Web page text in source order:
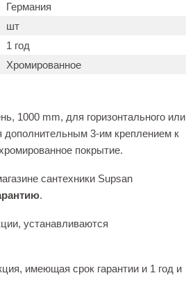
Германия
шт
1 год
Хромированное
1000 mm, для горизонтального или
дополнительным 3-им креплением к
покрытие.
сантехники Supsan
.
устанавливаются
имеющая срок гарантии и 1 год и